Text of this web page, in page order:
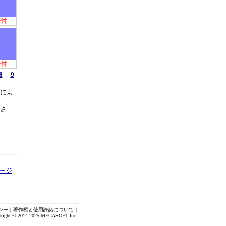
9
よ
ジ
ー ｜ 著作権と使用許諾について ｜
© 2014-2025 MEGASOFT Inc.